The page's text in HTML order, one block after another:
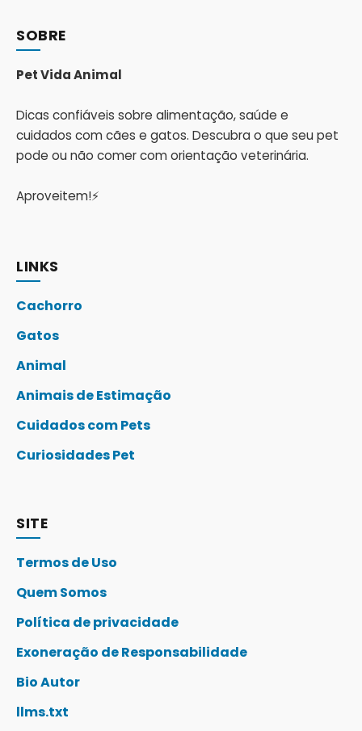
SOBRE
Pet Vida Animal
Dicas confiáveis sobre alimentação, saúde e
cuidados com cães e gatos. Descubra o que seu pet
pode ou não comer com orientação veterinária.
Aproveitem!⚡
LINKS
Cachorro
Gatos
Animal
Animais de Estimação
Cuidados com Pets
Curiosidades Pet
SITE
Termos de Uso
Quem Somos
Política de privacidade
Exoneração de Responsabilidade
Bio Autor
llms.txt